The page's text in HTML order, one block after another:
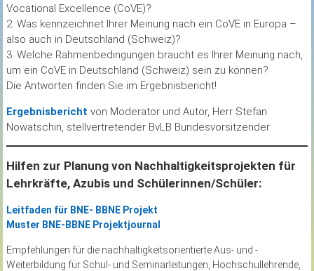
Vocational Excellence (CoVE)?
2. Was kennzeichnet Ihrer Meinung nach ein CoVE in Europa –
also auch in Deutschland (Schweiz)?
3. Welche Rahmenbedingungen braucht es Ihrer Meinung nach,
um ein CoVE in Deutschland (Schweiz) sein zu können?
Die Antworten finden Sie im Ergebnisbericht!
Ergebnisbericht von Moderator und Autor, Herr Stefan
Nowatschin, stellvertretender BvLB Bundesvorsitzender
Hilfen zur Planung von Nachhaltigkeitsprojekten für
Lehrkräfte, Azubis und Schülerinnen/Schüler:
Leitfaden für BNE- BBNE Projekt
Muster BNE-BBNE Projektjournal
Empfehlungen für die nachhaltigkeitsorientierte Aus- und -
Weiterbildung für Schul- und Seminarleitungen, Hochschullehrende,